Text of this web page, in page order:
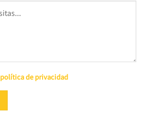
política de privacidad